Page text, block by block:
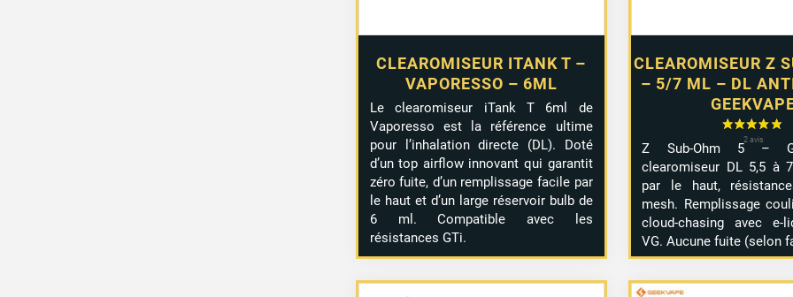
CLEAROMISEUR ITANK T –
VAPORESSO – 6ML
Le clearomiseur iTank T 6ml de
Vaporesso est la référence ultime
pour l’inhalation directe (DL). Doté
d’un top airflow innovant qui garantit
zéro fuite, d’un remplissage facile par
le haut et d’un large réservoir bulb de
6 ml. Compatible avec les
résistances GTi.
CLEAROMISEUR Z
– 5/7 ML – DL
Z Sub-Ohm 5 –
clearomiseur DL 5,5 à
par le haut,
mesh. Remplissage
cloud-chasing avec e-
VG. Aucune fuite (selon